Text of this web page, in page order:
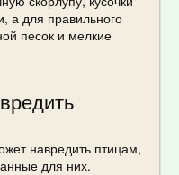
а для правильного
песок и мелкие
навредить птицам,
для них.